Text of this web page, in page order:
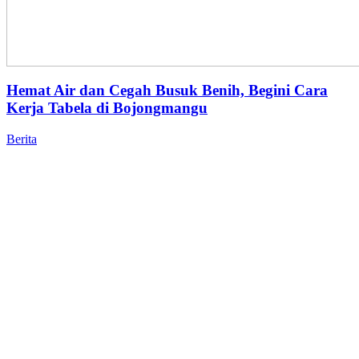
Hemat Air dan Cegah Busuk Benih, Begini Cara
Kerja Tabela di Bojongmangu
Berita